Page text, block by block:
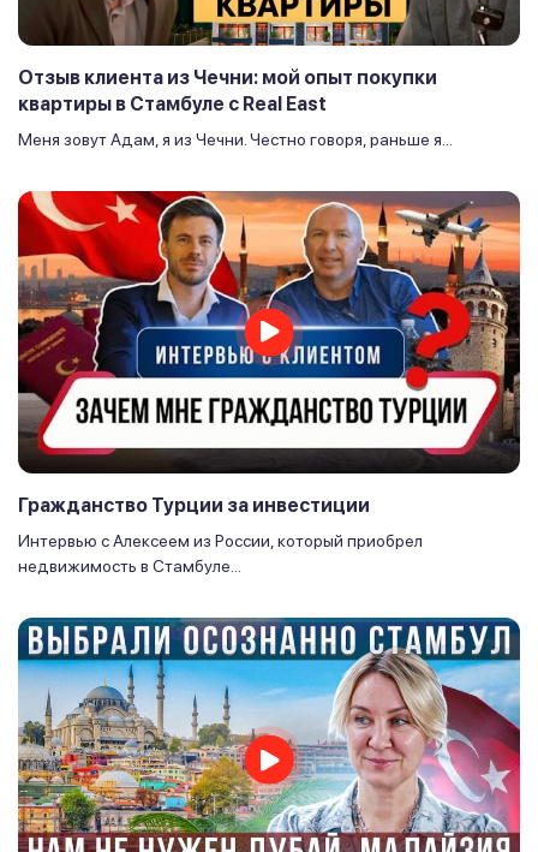
Отзыв клиента из Чечни: мой опыт покупки
квартиры в Стамбуле с Real East
Меня зовут Адам, я из Чечни. Честно говоря, раньше я...
Гражданство Турции за инвестиции
Интервью с Алексеем из России, который приобрел
недвижимость в Стамбуле...